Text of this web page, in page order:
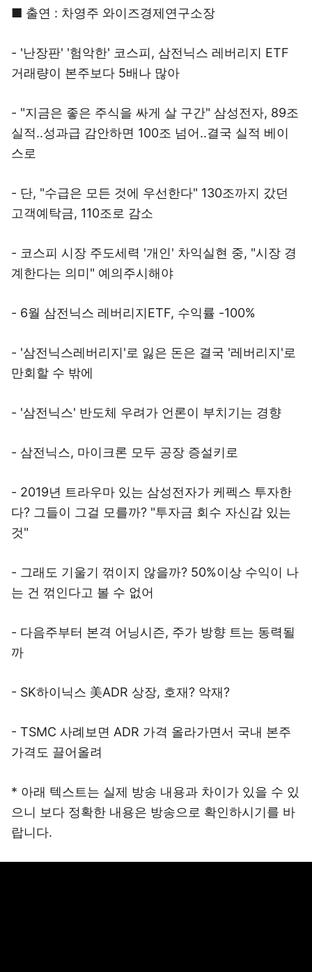
■ 출연 : 차영주 와이즈경제연구소장
- '난장판' '험악한' 코스피, 삼전닉스 레버리지 ETF
거래량이 본주보다 5배나 많아
- "지금은 좋은 주식을 싸게 살 구간" 삼성전자, 89조
실적..성과급 감안하면 100조 넘어..결국 실적 베이
스로
- 단, "수급은 모든 것에 우선한다" 130조까지 갔던
고객예탁금, 110조로 감소
- 코스피 시장 주도세력 '개인' 차익실현 중, "시장 경
계한다는 의미" 예의주시해야
- 6월 삼전닉스 레버리지ETF, 수익률 -100%
- '삼전닉스레버리지'로 잃은 돈은 결국 '레버리지'로
만회할 수 밖에
- '삼전닉스' 반도체 우려가 언론이 부치기는 경향
- 삼전닉스, 마이크론 모두 공장 증설키로
- 2019년 트라우마 있는 삼성전자가 케펙스 투자한
다? 그들이 그걸 모를까? "투자금 회수 자신감 있는
것"
- 그래도 기울기 꺾이지 않을까? 50%이상 수익이 나
는 건 꺾인다고 볼 수 없어
- 다음주부터 본격 어닝시즌, 주가 방향 트는 동력될
까
- SK하이닉스 美ADR 상장, 호재? 악재?
- TSMC 사례보면 ADR 가격 올라가면서 국내 본주
가격도 끌어올려
* 아래 텍스트는 실제 방송 내용과 차이가 있을 수 있
으니 보다 정확한 내용은 방송으로 확인하시기를 바
랍니다.